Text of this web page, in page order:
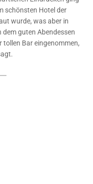
schönsten Hotel der
wurde, was aber in
dem guten Abendessen
tollen Bar eingenommen,